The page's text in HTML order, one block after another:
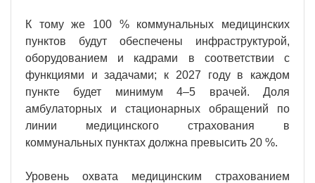
К тому же 100 % коммунальных медицинских
пунктов будут обеспечены инфраструктурой,
оборудованием и кадрами в соответствии с
функциями и задачами; к 2027 году в каждом
пункте будет минимум 4–5 врачей. Доля
амбулаторных и стационарных обращений по
линии медицинского страхования в
коммунальных пунктах должна превысить 20 %.
Уровень охвата медицинским страхованием